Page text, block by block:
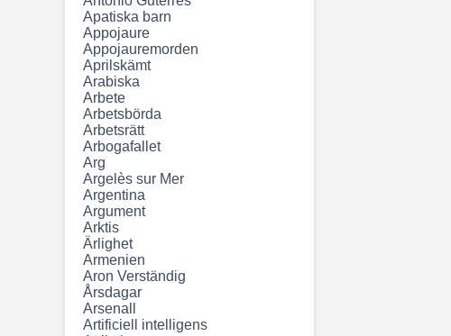
Apatiska barn
Appojaure
Appojauremorden
Aprilskämt
Arabiska
Arbete
Arbetsbörda
Arbetsrätt
Arbogafallet
Arg
Argelès sur Mer
Argentina
Argument
Arktis
Ärlighet
Armenien
Aron Verständig
Årsdagar
Arsenall
Artificiell intelligens